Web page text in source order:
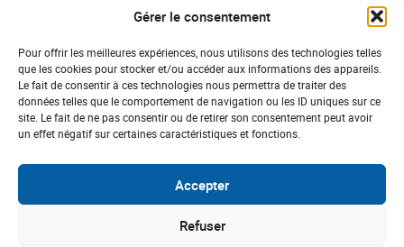
Gérer le consentement
Pour offrir les meilleures expériences, nous utilisons des technologies telles
que les cookies pour stocker et/ou accéder aux informations des appareils.
Le fait de consentir à ces technologies nous permettra de traiter des
données telles que le comportement de navigation ou les ID uniques sur ce
site. Le fait de ne pas consentir ou de retirer son consentement peut avoir
un effet négatif sur certaines caractéristiques et fonctions.
Accepter
Refuser
M J V
27
28 29 31 1
2
3
4 5 6 7 8
9
10
11 12 13 14 15
16
17
18 19 20 21 22
24
25 26 27 28 29
30
31
1 2 3 4 5 6